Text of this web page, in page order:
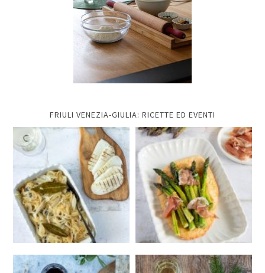
FRIULI VENEZIA-GIULIA: RICETTE ED EVENTI